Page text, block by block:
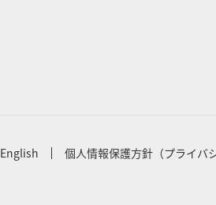
English 個人情報保護方針（プライバ